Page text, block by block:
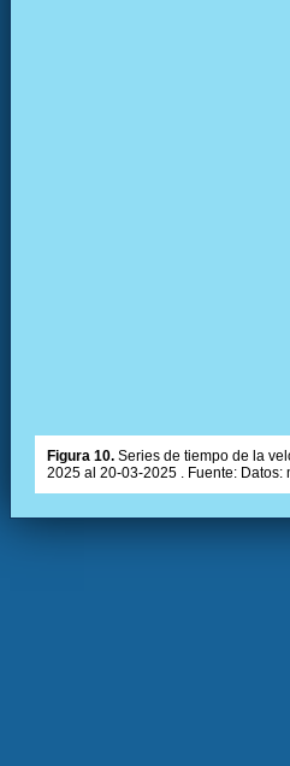
Figura 10. Series de tiempo de la
2025 al 20-03-2025 . Fuente: Datos: